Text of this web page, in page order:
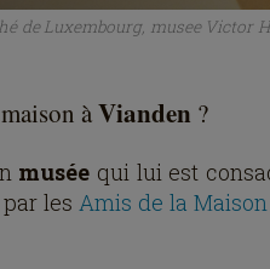
de Luxembourg, musee Victor
àVianden ?
musée qui lui est
les Amis de la